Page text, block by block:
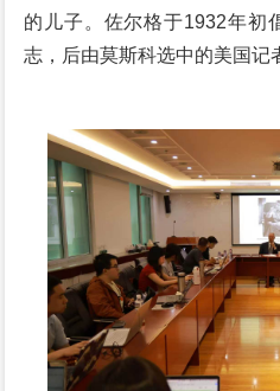
的儿子。佐尔格于1932年初
志，后由莫斯科选中的美国记